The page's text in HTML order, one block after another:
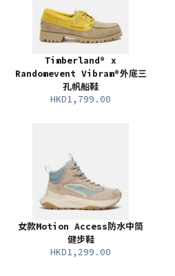
Timberland® x
Randomevent Vibram®外底三
孔帆船鞋
HKD1,799.00
女款Motion Access防水中筒
健步鞋
HKD1,299.00